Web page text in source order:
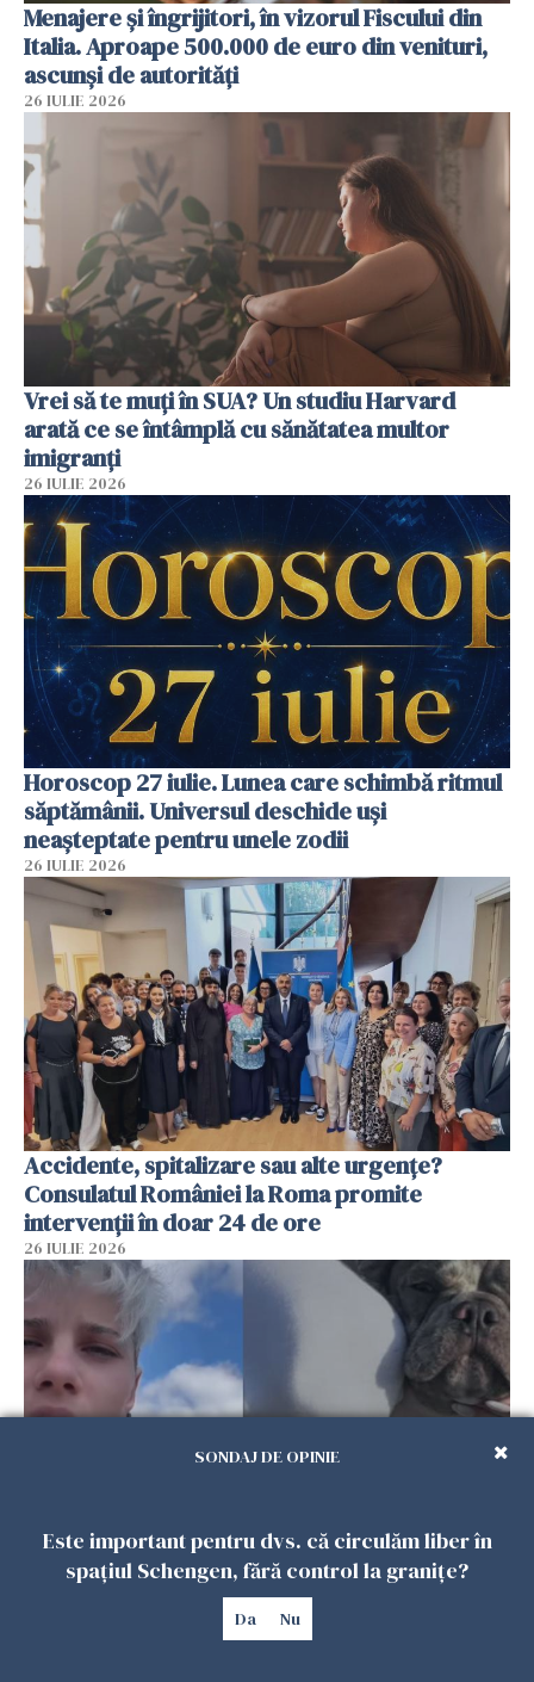
Menajere și îngrijitori, în vizorul Fiscului din
Italia. Aproape 500.000 de euro din venituri,
ascunși de autorități
26 IULIE 2026
Vrei să te muți în SUA? Un studiu Harvard
arată ce se întâmplă cu sănătatea multor
imigranți
26 IULIE 2026
Horoscop 27 iulie. Lunea care schimbă ritmul
săptămânii. Universul deschide uși
neașteptate pentru unele zodii
26 IULIE 2026
Accidente, spitalizare sau alte urgențe?
Consulatul României la Roma promite
intervenții în doar 24 de ore
26 IULIE 2026
Ce a pățit o româncă în timp ce își plimba
câinele în Germania. Mesajul ei a stârnit
SONDAJ DE OPINIE
Este important pentru dvs. că circulăm liber în
spațiul Schengen, fără control la granițe?
Da Nu